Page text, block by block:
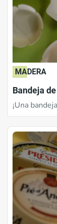
MADERA
Bandeja
¡Una